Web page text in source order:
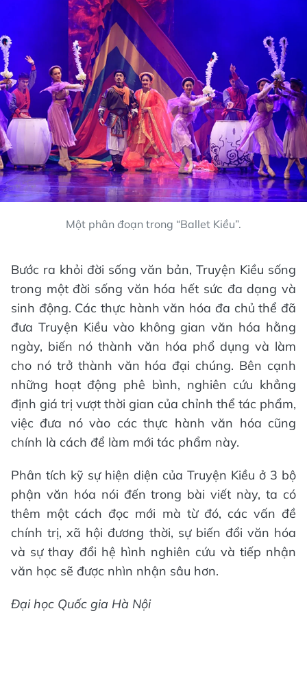
Một phân đoạn trong “Ballet Kiều”.
Bước ra khỏi đời sống văn bản, Truyện Kiều sống
trong một đời sống văn hóa hết sức đa dạng và
sinh động. Các thực hành văn hóa đa chủ thể đã
đưa Truyện Kiều vào không gian văn hóa hằng
ngày, biến nó thành văn hóa phổ dụng và làm
cho nó trở thành văn hóa đại chúng. Bên cạnh
những hoạt động phê bình, nghiên cứu khẳng
định giá trị vượt thời gian của chỉnh thể tác phẩm,
việc đưa nó vào các thực hành văn hóa cũng
chính là cách để làm mới tác phẩm này.
Phân tích kỹ sự hiện diện của Truyện Kiều ở 3 bộ
phận văn hóa nói đến trong bài viết này, ta có
thêm một cách đọc mới mà từ đó, các vấn đề
chính trị, xã hội đương thời, sự biến đổi văn hóa
và sự thay đổi hệ hình nghiên cứu và tiếp nhận
văn học sẽ được nhìn nhận sâu hơn.
Đại học Quốc gia Hà Nội